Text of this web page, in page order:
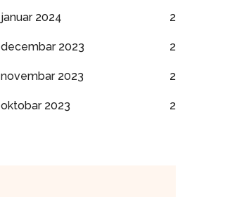
januar 2024 2
decembar 2023 2
novembar 2023 2
oktobar 2023 2